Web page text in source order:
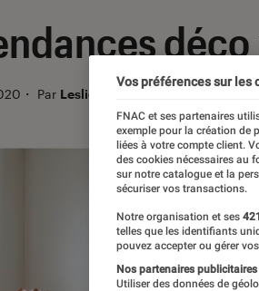
・ Par Lesliebrico
Vos préférences sur les
FNAC et ses partenaires
exemple pour la création de
liées à votre compte client.
des cookies nécessaires au
sur notre catalogue et la
sécuriser vos transactions.
Notre organisation et ses 421
telles que les identifiants
pouvez accepter ou gérer
Nos partenaires
Utiliser des données de